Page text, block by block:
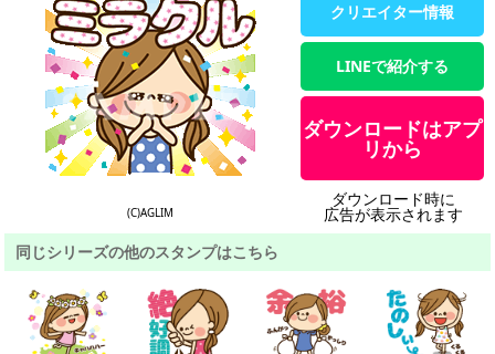
(C)AGLIM
クリエイター情報
LINEで紹介する
ダウンロードはアプ
リから
ダウンロード時に
広告が表示されます
同じシリーズの他のスタンプはこちら